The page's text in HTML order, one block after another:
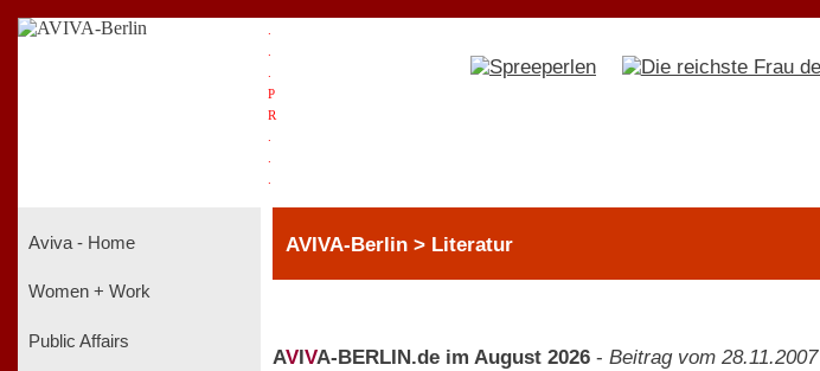
P
R
Aviva - Home
Women + Work
Public Affairs
AVIVA-Berlin > Literatur
AV VA-BERLIN.de im August 2026 - Beitrag vom 28.11.2007